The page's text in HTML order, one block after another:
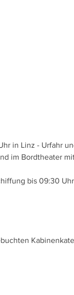
in Linz - Urfahr
im Bordtheater
bis 09:30